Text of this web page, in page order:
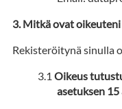
Mitkä ovat
Rekisteröitynä sinulla
Oikeus
asetuksen